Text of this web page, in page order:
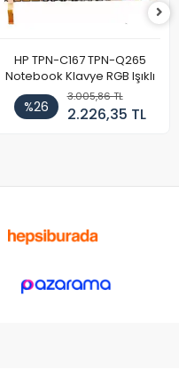
HP TPN-C167 TPN-Q265
Notebook Klavye RGB Işıklı
%26
3.005,86 TL
2.226,35 TL